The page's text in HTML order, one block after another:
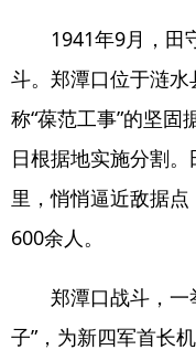
1941年9月，田
斗。郑潭口位于涟
称“葆范工事”的坚
日根据地实施分割
里，悄悄逼近敌据
600余人。
郑潭口战斗，一
子”，为新四军首长